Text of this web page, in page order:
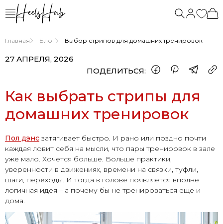
Главная Блог Выбор стрипов для домашних тренировок
27 АПРЕЛЯ, 2026
ПОДЕЛИТЬСЯ:
Как выбрать стрипы для
домашних тренировок
Пол дэнс затягивает быстро. И рано или поздно почти
каждая ловит себя на мысли, что пары тренировок в зале
уже мало. Хочется больше. Больше практики,
уверенности в движениях, времени на связки, туфли,
шаги, переходы. И тогда в голове появляется вполне
логичная идея – а почему бы не тренироваться еще и
дома.